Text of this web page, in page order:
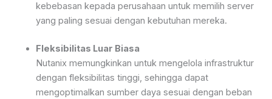
kebebasan kepada perusahaan untuk memilih server
yang paling sesuai dengan kebutuhan mereka.
Fleksibilitas Luar Biasa
Nutanix memungkinkan untuk mengelola infrastruktur
dengan fleksibilitas tinggi, sehingga dapat
mengoptimalkan sumber daya sesuai dengan beban